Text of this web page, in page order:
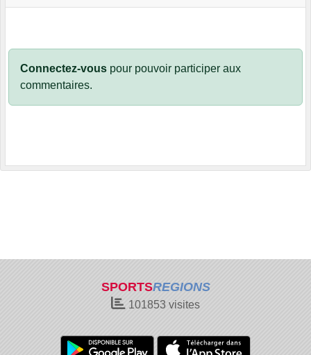
Connectez-vous pour pouvoir participer aux
commentaires.
SPORTSREGIONS
101853 visites